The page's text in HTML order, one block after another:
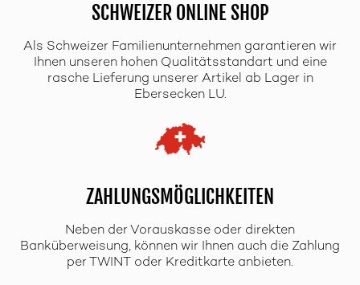
SCHWEIZER ONLINE SHOP
Als Schweizer Familienunternehmen garantieren wir
Ihnen unseren hohen Qualitätsstandart und eine
rasche Lieferung unserer Artikel ab Lager in
Ebersecken LU.
ZAHLUNGSMÖGLICHKEITEN
Neben der Vorauskasse oder direkten
Banküberweisung, können wir Ihnen auch die Zahlung
per TWINT oder Kreditkarte anbieten.